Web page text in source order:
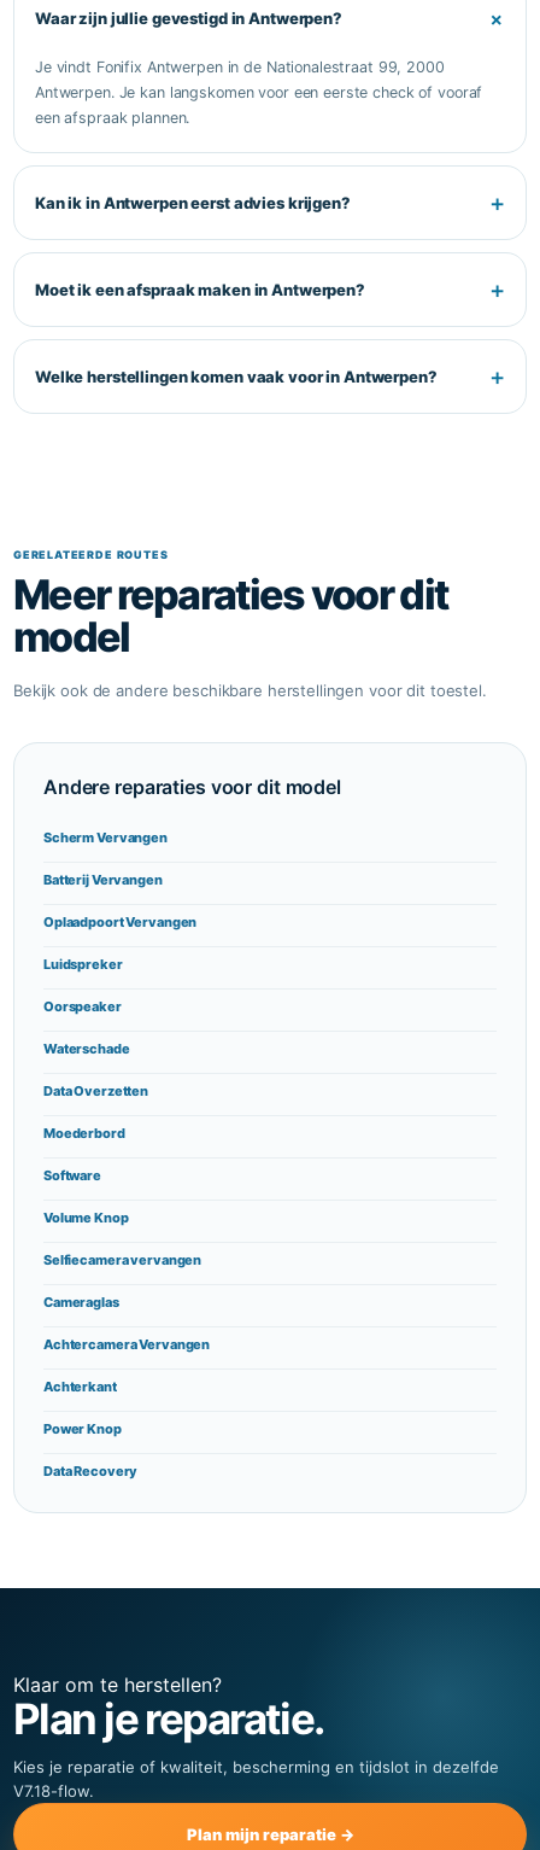
Waar zijn jullie gevestigd in Antwerpen? +
Je vindt Fonifix Antwerpen in de Nationalestraat 99, 2000
Antwerpen. Je kan langskomen voor een eerste check of vooraf
een afspraak plannen.
Kan ik in Antwerpen eerst advies krijgen? +
Moet ik een afspraak maken in Antwerpen? +
Welke herstellingen komen vaak voor in Antwerpen? +
GERELATEERDE ROUTES
Meer reparaties voor dit
model
Bekijk ook de andere beschikbare herstellingen voor dit toestel.
Andere reparaties voor dit model
Scherm Vervangen
Batterij Vervangen
Oplaadpoort Vervangen
Luidspreker
Oorspeaker
Waterschade
Data Overzetten
Moederbord
Software
Volume Knop
Selfiecamera vervangen
Cameraglas
Achtercamera Vervangen
Achterkant
Power Knop
Data Recovery
Klaar om te herstellen?
Plan je reparatie.
Kies je reparatie of kwaliteit, bescherming en tijdslot in dezelfde
V7.18-flow.
Plan mijn reparatie →